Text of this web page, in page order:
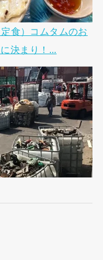
食）コムタムのお
決まり！...